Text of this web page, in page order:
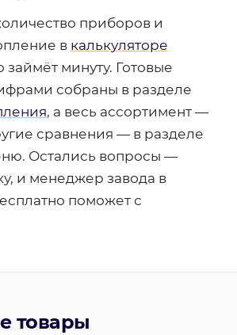
приборов и
в калькуляторе
займёт минуту. Готовые
собраны в разделе
, а весь ассортимент —
сравнения — в разделе
Остались вопросы —
и менеджер завода в
поможет с
товары